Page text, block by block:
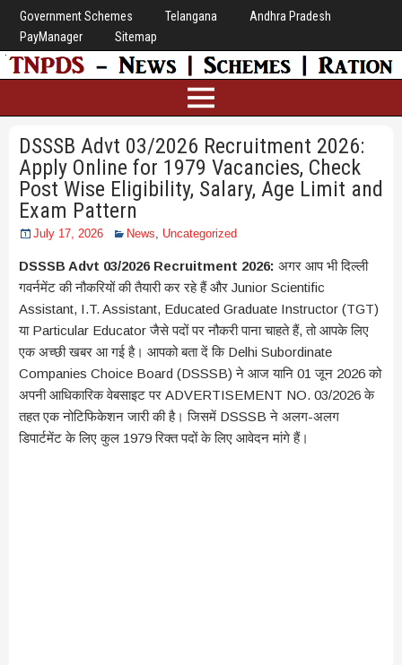
Government Schemes Telangana
Andhra Pradesh
PayManager
Sitemap
DSSSB Advt 03/2026 Recruitment 2026:
Apply Online for 1979 Vacancies, Check
Post Wise Eligibility, Salary, Age Limit and
Exam Pattern
July 17, 2026 News Uncategorized
DSSSB Advt 03/2026 Recruitment 2026: अगर आप भी दिल्ली
गवर्नमेंट की नौकरियों की तैयारी कर रहे हैं और Junior Scientific
Assistant, I.T. Assistant, Educated Graduate Instructor (TGT)
या Particular Educator जैसे पदों पर नौकरी पाना चाहते हैं, तो आपके लिए
एक अच्छी खबर आ गई है। आपको बता दें कि Delhi Subordinate
Companies Choice Board (DSSSB) ने आज यानि 01 जून 2026 को
अपनी आधिकारिक वेबसाइट पर ADVERTISEMENT NO. 03/2026 के
तहत एक नोटिफिकेशन जारी की है। जिसमें DSSSB ने अलग-अलग
डिपार्टमेंट के लिए कुल 1979 रिक्त पदों के लिए आवेदन मांगे हैं।